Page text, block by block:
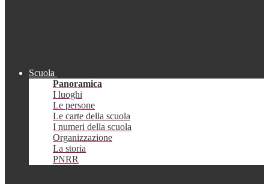
Scuola
Panoramica
I luoghi
Le persone
Le carte della scuola
I numeri della scuola
Organizzazione
La storia
PNRR